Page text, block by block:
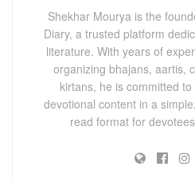
Shekhar Mourya is the
Diary, a trusted platform
literature. With years of
organizing bhajans, aartis,
kirtans, he is committed
devotional content in a
read format for